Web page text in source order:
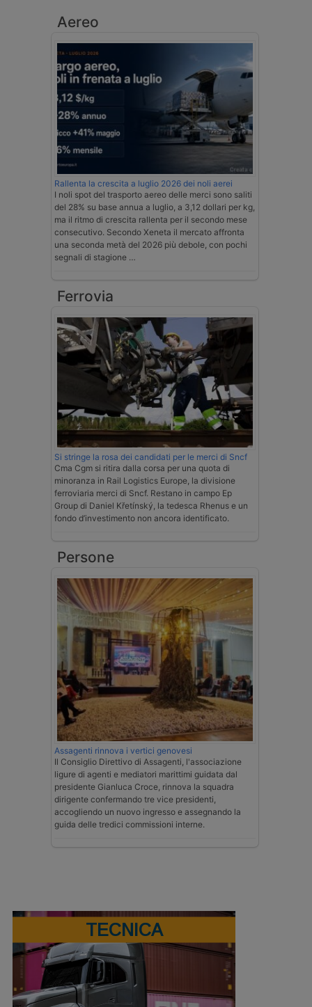
Aereo
Rallenta la crescita a luglio 2026 dei noli aerei
I noli spot del trasporto aereo delle merci sono saliti
del 28% su base annua a luglio, a 3,12 dollari per kg,
ma il ritmo di crescita rallenta per il secondo mese
consecutivo. Secondo Xeneta il mercato affronta
una seconda metà del 2026 più debole, con pochi
segnali di stagione …
Ferrovia
Si stringe la rosa dei candidati per le merci di Sncf
Cma Cgm si ritira dalla corsa per una quota di
minoranza in Rail Logistics Europe, la divisione
ferroviaria merci di Sncf. Restano in campo Ep
Group di Daniel Křetínský, la tedesca Rhenus e un
fondo d’investimento non ancora identificato.
Persone
Assagenti rinnova i vertici genovesi
Il Consiglio Direttivo di Assagenti, l'associazione
ligure di agenti e mediatori marittimi guidata dal
presidente Gianluca Croce, rinnova la squadra
dirigente confermando tre vice presidenti,
accogliendo un nuovo ingresso e assegnando la
guida delle tredici commissioni interne.
TECNICA